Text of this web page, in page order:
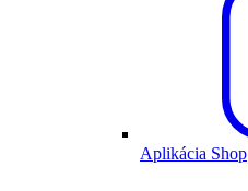
Aplikácia Shop